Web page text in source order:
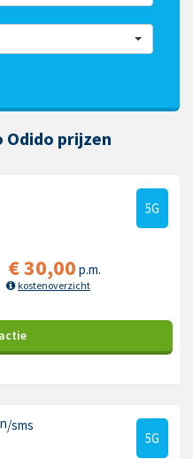
Odido prijzen
5G
€30,00 p.m.
kostenoverzicht
actie
/sms
5G